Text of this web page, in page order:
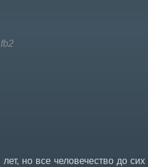
но все человечество до